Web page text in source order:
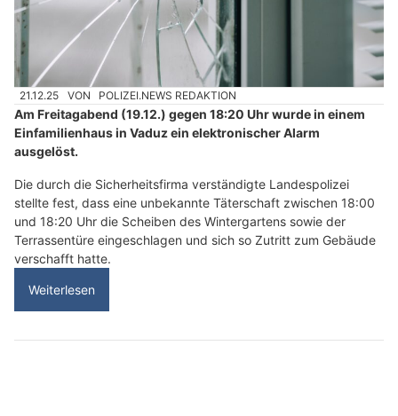
21.12.25 VON POLIZEI.NEWS REDAKTION
Am Freitagabend (19.12.) gegen 18:20 Uhr wurde in einem
Einfamilienhaus in Vaduz ein elektronischer Alarm
ausgelöst.
Die durch die Sicherheitsfirma verständigte Landespolizei
stellte fest, dass eine unbekannte Täterschaft zwischen 18:00
und 18:20 Uhr die Scheiben des Wintergartens sowie der
Terrassentüre eingeschlagen und sich so Zutritt zum Gebäude
verschafft hatte.
Weiterlesen